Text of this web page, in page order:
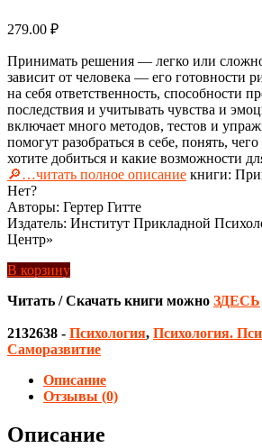
279.00 ₽
Принимать решения — легко или
зависит от человека — его готовности
на себя ответственность, способности
последствия и учитывать чувства и
включает много методов, тестов и
помогут разобраться в себе, понять,
хотите добиться и какие возможности
🔎…читать полное описание книги:
Нет?
Авторы: Гертер Гитте
Издатель: Институт Прикладной
Центр»
В корзину
Читать / Скачать книги можно ЗДЕСЬ
2132638 - Психология, Психология.
Саморазвитие
Описание
Отзывы (0)
Описание